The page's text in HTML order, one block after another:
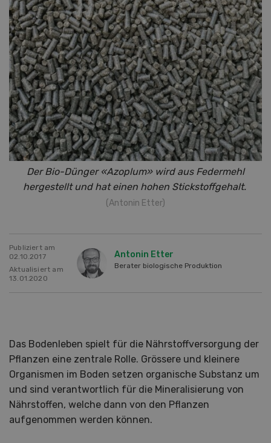
Der Bio-Dünger «Azoplum» wird aus Federmehl
hergestellt und hateinen hohen Stickstoffgehalt.
(Antonin Etter)
Publiziert am
02.10.2017
Aktualisiert am
13.01.2020
Antonin Etter
Berater biologische Produktion
Das Bodenleben spielt für die Nährstoffversorgung der
Pflanzen eine zentrale Rolle. Grössere und kleinere
Organismen im Boden setzen organische Substanz um
und sind verantwortlich für die Mineralisierung von
Nährstoffen, welche dann von den Pflanzen
aufgenommen werden können.